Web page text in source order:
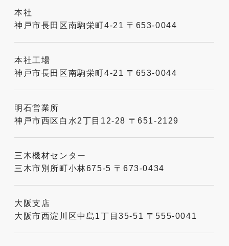
本社
神戸市長田区南駒栄町4-21 〒653-0044
本社工場
神戸市長田区南駒栄町4-21 〒653-0044
明石営業所
神戸市西区白水2丁目12-28 〒651-2129
三木機材センター
三木市別所町小林675-5 〒673-0434
大阪支店
大阪市西淀川区中島1丁目35-51 〒555-0041